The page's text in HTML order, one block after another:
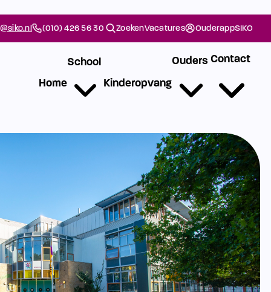
(010) 426 56 30 ZoekenVacatures OuderappSIKO
Home
School
Kinderopvang
Ouders Contact